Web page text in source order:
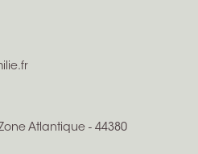
Atlantique - 44380